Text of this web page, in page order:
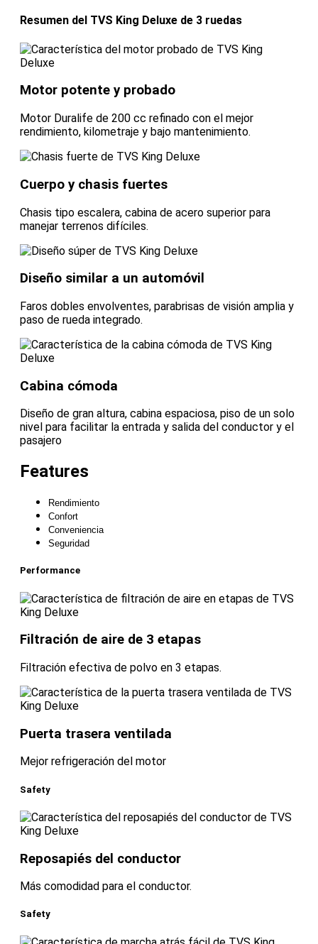
Resumen del TVS King Deluxe de 3 ruedas
Motor potente y probado
Motor Duralife de 200 cc refinado con el mejor
rendimiento, kilometraje y bajo mantenimiento.
Cuerpo y chasis fuertes
Chasis tipo escalera, cabina de acero superior para
manejar terrenos difíciles.
Diseño similar a un automóvil
Faros dobles envolventes, parabrisas de visión amplia y
paso de rueda integrado.
Cabina cómoda
Diseño de gran altura, cabina espaciosa, piso de un solo
nivel para facilitar la entrada y salida del conductor y el
pasajero
Features
Rendimiento
Confort
Conveniencia
Seguridad
Performance
Filtración de aire de 3 etapas
Filtración efectiva de polvo en 3 etapas.
Puerta trasera ventilada
Mejor refrigeración del motor
Safety
Reposapiés del conductor
Más comodidad para el conductor.
Safety